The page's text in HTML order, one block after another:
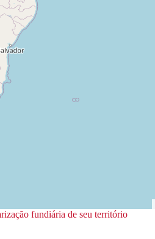
fundiária de seu território